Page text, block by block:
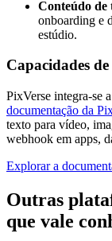
Conteúdo
onboarding e
estúdio.
Capacidades
PixVerse integra-se
documentação da
texto para vídeo,
webhook em apps,
Explorar a
Outras
que vale